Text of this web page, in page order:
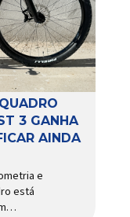
3 GANHA
AINDA
e
está